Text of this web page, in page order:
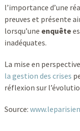
l’importance d’une
preuves et présente
lorsqu’une enquête
inadéquates.
La mise en
la gestion des crises
réflexion sur
Source: